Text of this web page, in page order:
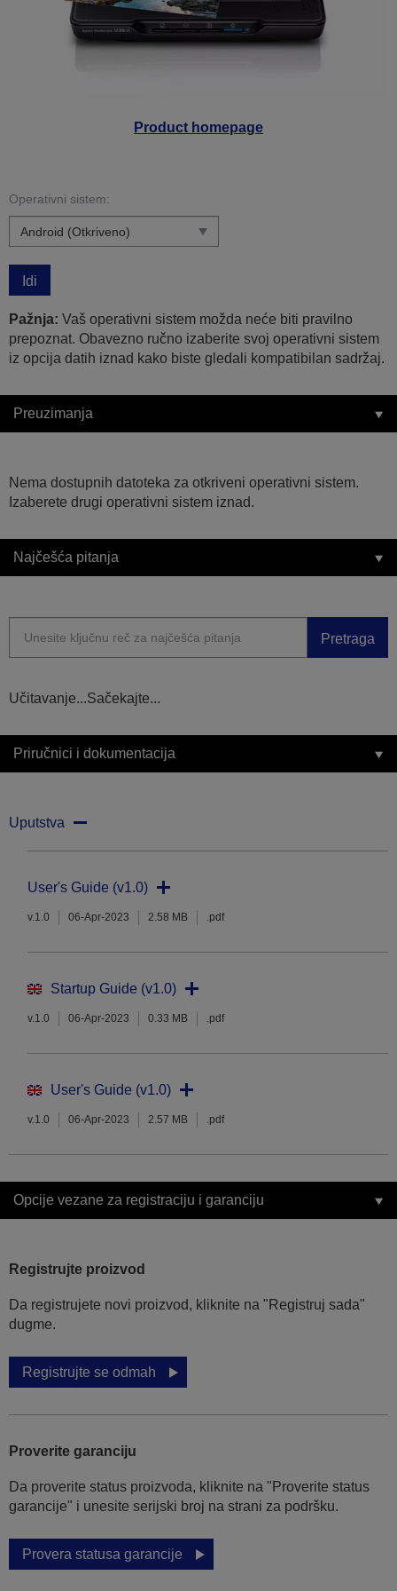
Product homepage
Operativni sistem:
Idi
Pažnja: Vaš operativni sistem možda neće biti pravilno
prepoznat. Obavezno ručno izaberite svoj operativni sistem
iz opcija datih iznad kako biste gledali kompatibilan sadržaj.
Preuzimanja
Nema dostupnih datoteka za otkriveni operativni sistem.
Izaberete drugi operativni sistem iznad.
Najčešća pitanja
Pretraga
Učitavanje...Sačekajte...
Priručnici i dokumentacija
Uputstva
User's Guide (v1.0)
v.1.0 06-Apr-2023 2.58 MB .pdf
Startup Guide (v1.0)
v.1.0 06-Apr-2023 0.33 MB .pdf
User's Guide (v1.0)
v.1.0 06-Apr-2023 2.57 MB .pdf
Opcije vezane za registraciju i garanciju
Registrujte proizvod
Da registrujete novi proizvod, kliknite na "Registruj sada"
dugme.
Registrujte se odmah
Proverite garanciju
Da proverite status proizvoda, kliknite na "Proverite status
garancije" i unesite serijski broj na strani za podršku.
Provera statusa garancije